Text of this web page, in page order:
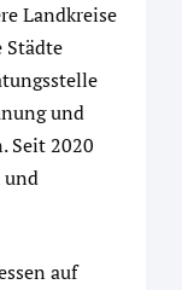
Landkreise
Städte
und
Seit 2020
und
auf